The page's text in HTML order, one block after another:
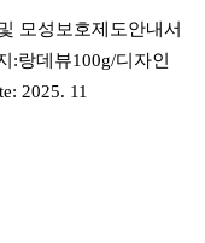
모성보호제도안내서
:랑데뷰100g/디자인
2025. 11